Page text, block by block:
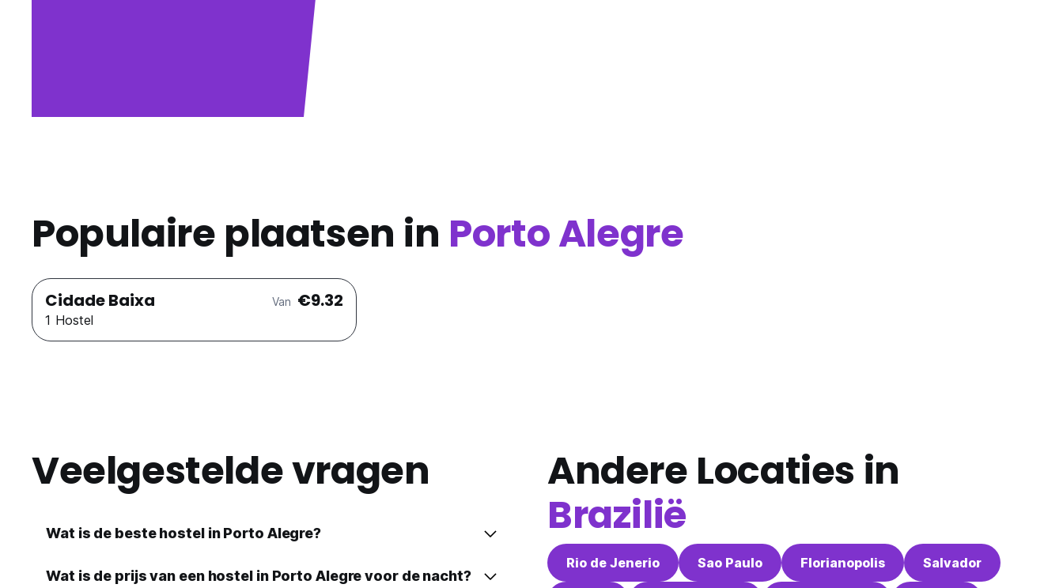
Populaire plaatsen in Porto Alegre
Cidade Baixa Van €9.32
1 Hostel
Veelgestelde vragen
Wat is de beste hostel in Porto Alegre?
Wat is de prijs van een hostel in Porto Alegre voor de nacht?
Andere Locaties in
Brazilië
Rio de Jenerio Sao Paulo Florianopolis Salvador